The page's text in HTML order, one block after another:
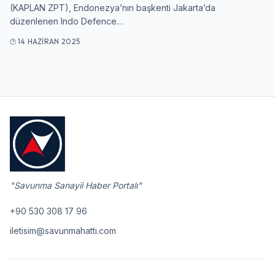
(KAPLAN ZPT), Endonezya’nın başkenti Jakarta’da
düzenlenen Indo Defence…
14 HAZIRAN 2025
"Savunma Sanayii Haber Portalı"
+90 530 308 17 96
iletisim@savunmahatti.com
Giriş Yap